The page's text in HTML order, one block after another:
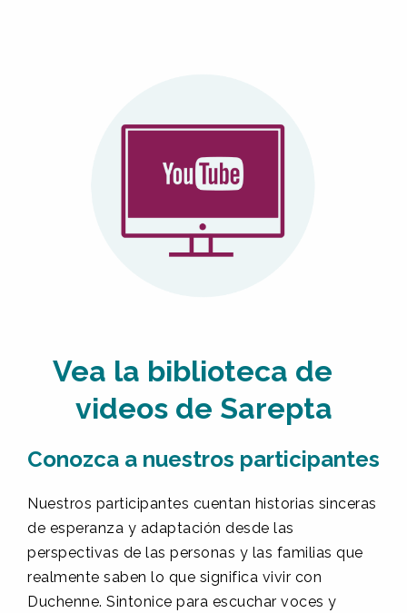
Vea la biblioteca de
videos de Sarepta
Conozca a nuestros participantes
Nuestros participantes cuentan historias sinceras
de esperanza y adaptación desde las
perspectivas de las personas y las familias que
realmente saben lo que significa vivir con
Duchenne. Sintonice para escuchar voces y